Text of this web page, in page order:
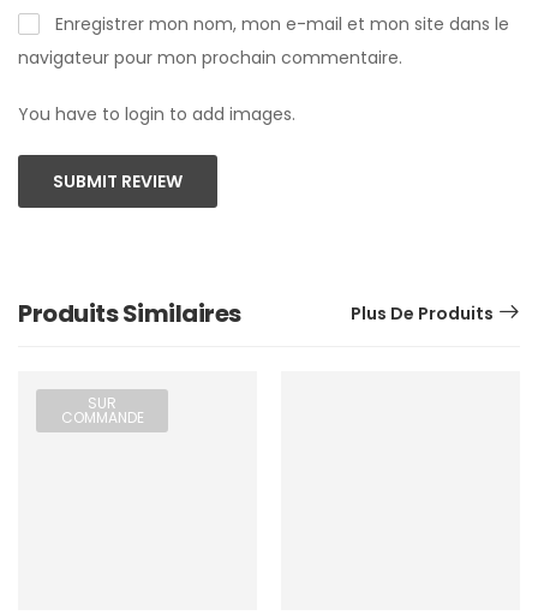
Enregistrer mon nom, mon e-mail et mon site dans le
navigateur pour mon prochain commentaire.
You have to login to add images.
SUBMIT REVIEW
Produits Similaires Plus De Produits
SUR
COMMANDE